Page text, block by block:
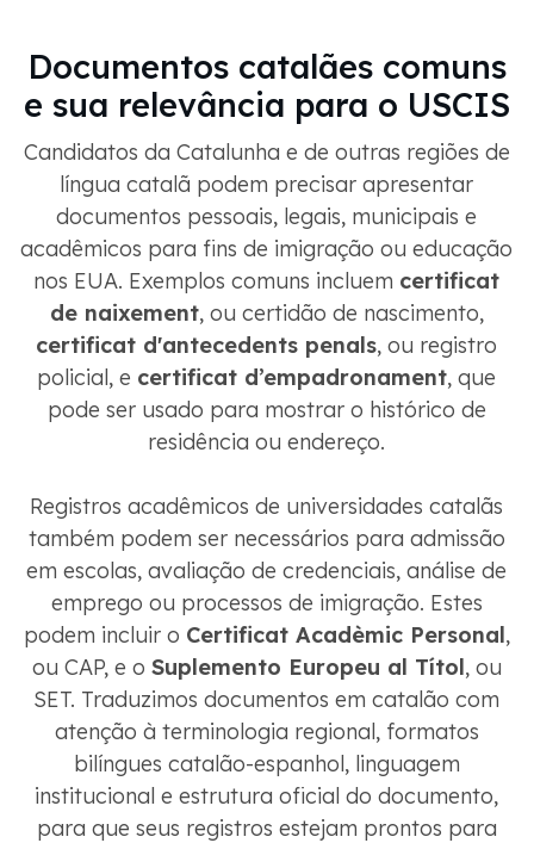
Documentos catalães comuns
e sua relevância para o USCIS
Candidatos da Catalunha e de outras regiões de
língua catalã podem precisar apresentar
documentos pessoais, legais, municipais e
acadêmicos para fins de imigração ou educação
nos EUA. Exemplos comuns incluem certificat
de naixement, ou certidão de nascimento,
certificat d'antecedents penals, ou registro
policial, e certificat d’empadronament, que
pode ser usado para mostrar o histórico de
residência ou endereço.
Registros acadêmicos de universidades catalãs
também podem ser necessários para admissão
em escolas, avaliação de credenciais, análise de
emprego ou processos de imigração. Estes
podem incluir o Certificat Acadèmic Personal,
ou CAP, e o Suplemento Europeu al Títol, ou
SET. Traduzimos documentos em catalão com
atenção à terminologia regional, formatos
bilíngues catalão-espanhol, linguagem
institucional e estrutura oficial do documento,
para que seus registros estejam prontos para